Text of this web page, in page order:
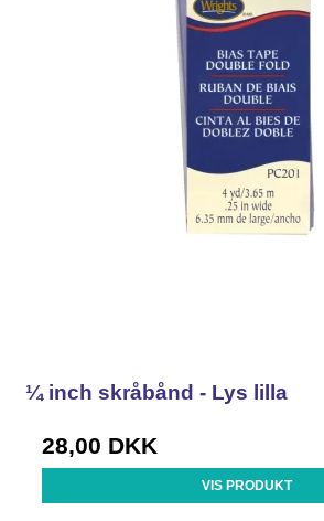
¼ inch skråbånd - Lys lilla
28,00 DKK
VIS PRODUKT